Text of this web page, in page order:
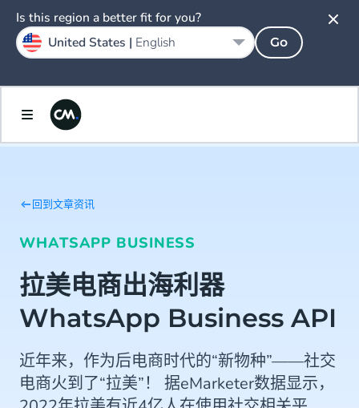
回到文章资讯
WHATSAPP BUSINESS
拉美电商出海利器
WhatsApp Business API
近年来，作为后电商时代的“新物种”——社交
电商火到了“拉美”！ 据eMarketer数据显示，
Is this region a better fit for you?
United States | English Go